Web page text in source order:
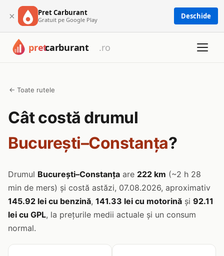
× Pret Carburant
Gratuit pe Google Play Deschide
← Toate rutele
Cât costă drumul
București–Constanța?
Drumul București–Constanța are 222 km (~2 h 28
min de mers) și costă astăzi, 07.08.2026, aproximativ
145.92 lei cu benzină, 141.33 lei cu motorină și 92.11
lei cu GPL, la prețurile medii actuale și un consum
normal.